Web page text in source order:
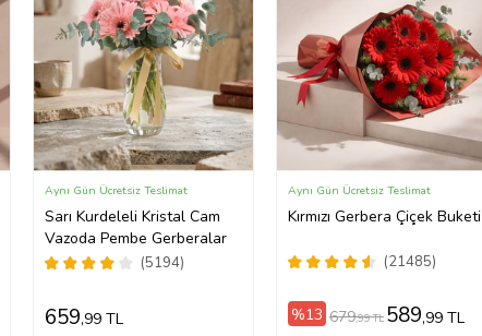
Sarı Kurdeleli Kristal Cam
Vazoda Pembe Gerberalar
(5194)
Aynı Gün Ücretsiz Teslimat
659,99 TL
Kırmızı Gerbera Çiçek Buketi
(21485)
Aynı Gün Ücretsiz Teslimat
%13 679,99 TL 589,99 TL